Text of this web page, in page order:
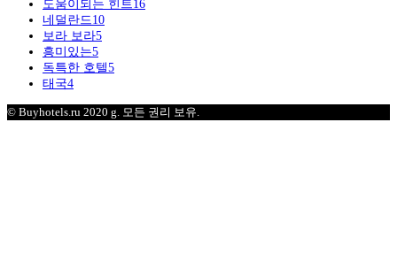
도움이되는 힌트16
네덜란드10
보라 보라5
흥미있는5
독특한 호텔5
태국4
© Buyhotels.ru 2020 g. 모든 권리 보유.